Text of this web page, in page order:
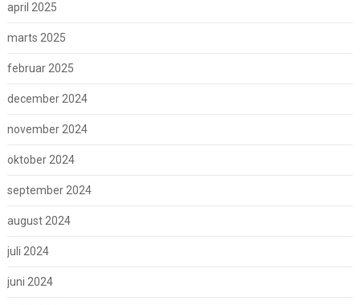
april 2025
marts 2025
februar 2025
december 2024
november 2024
oktober 2024
september 2024
august 2024
juli 2024
juni 2024